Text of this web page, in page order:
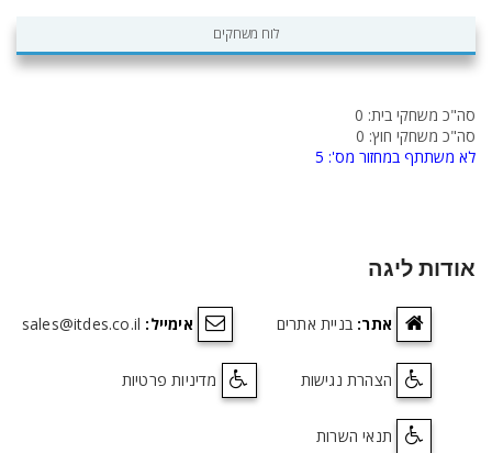
לוח משחקים
סה"כ משחקי בית: 0
סה"כ משחקי חוץ: 0
לא משתתף במחזור מס': 5
אודות ליגה
אתר: בניית אתרים אימייל: sales@itdes.co.il
הצהרת נגישות מדיניות פרטיות
תנאי השרות